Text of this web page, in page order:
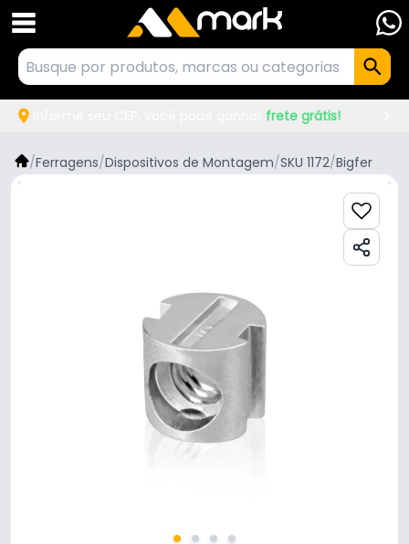
frete grátis!
/Ferragens/Dispositivos de Montagem/SKU 1172/Bigfer